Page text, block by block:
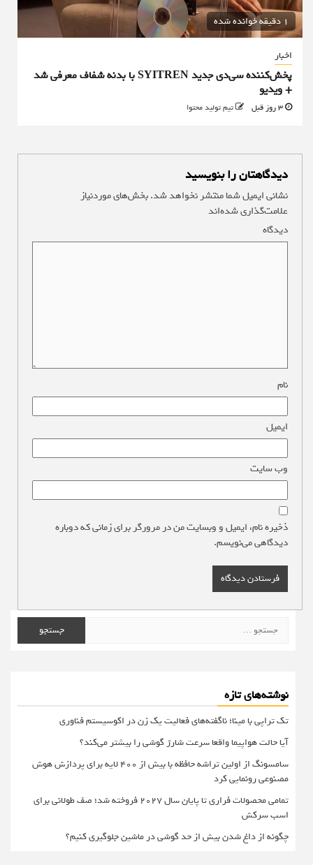
1 دقیقه خوانده شده
اخبار
پخش‌کننده سی‌دی جدید SYITREN با بدنه شفاف معرفی شد
+ ویدیو
تیم تولید محتوا
دیدگاهتان را بنویسید
نشانی ایمیل شما منتشر نخواهد شد.بخش‌های موردنیاز
علامت‌گذاری شده‌اند
دیدگاه
نام
ایمیل
وب‌ سایت
ذخیره نام، ایمیل و وبسایت من در مرورگر برای زمانی که دوباره
دیدگاهی می‌نویسم.
برای:
نوشته‌های تازه
تک تراپی با مینا؛ ناگفته‌های فعالیت یک زن در اکوسیستم فناوری
آیا حالت هواپیما واقعا سرعت شارژ گوشی را بیشتر می‌کند؟
سامسونگ از اولین تراشه حافظه با بیش از ۴۰۰ لایه برای پردازش هوش
مصنوعی رونمایی کرد
تمامی محصولات فراری تا پایان سال ۲۰۲۷ فروخته شد؛ صف طولانی برای
اسب سرکش
چگونه از داغ شدن بیش از حد گوشی در ماشین جلوگیری کنیم؟